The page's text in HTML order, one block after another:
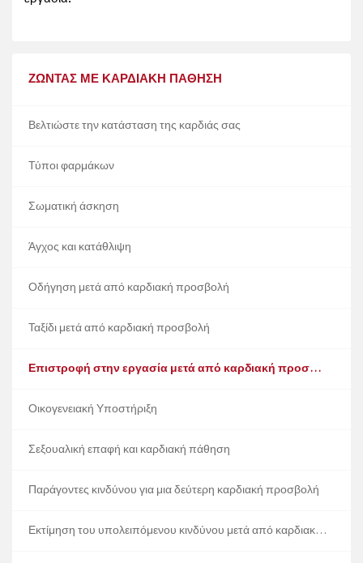
ΖΏΝΤΑΣ ΜΕ ΚΑΡΔΙΑΚΉ ΠΆΘΗΣΗ
Βελτιώστε την κατάσταση της καρδιάς σας
Τύποι φαρμάκων
Σωματική άσκηση
Άγχος και κατάθλιψη
Οδήγηση μετά από καρδιακή προσβολή
Ταξίδι μετά από καρδιακή προσβολή
Επιστροφή στην εργασία μετά από καρδιακή προσβολή
Οικογενειακή Υποστήριξη
Σεξουαλική επαφή και καρδιακή πάθηση
Παράγοντες κινδύνου για μια δεύτερη καρδιακή προσβολή
Εκτίμηση του υπολειπόμενου κινδύνου μετά από καρδιακή προσβολή